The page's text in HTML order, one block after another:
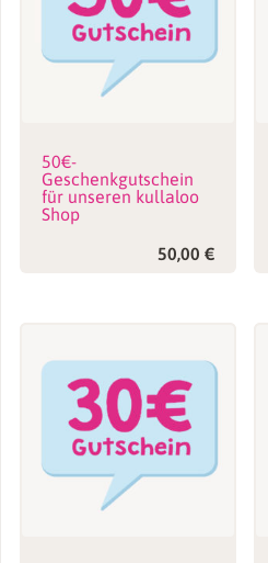
50€-
Geschenkgutschein
für unseren kullaloo
Shop
50,00 €